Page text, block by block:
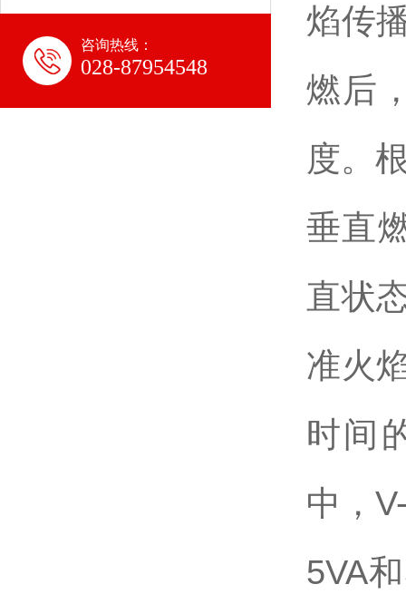
咨询热线：
028-87954548
焰传
燃后
度。
垂直
直状
准火
时间
中，
5VA